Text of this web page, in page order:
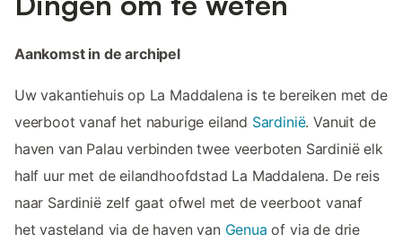
Aankomst in de archipel
Uw vakantiehuis op La Maddalena is te bereiken met de
veerboot vanaf het naburige eiland Sardinië. Vanuit de
haven van Palau verbinden twee veerboten Sardinië elk
half uur met de eilandhoofdstad La Maddalena. De reis
naar Sardinië zelf gaat ofwel met de veerboot vanaf
het vasteland via de haven van Genua of via de drie